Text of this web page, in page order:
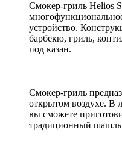
Смокер-гриль
устройство.
барбекю, гриль,
под казан.
Смокер-гриль
открытом воздухе. В
вы сможете
традиционный